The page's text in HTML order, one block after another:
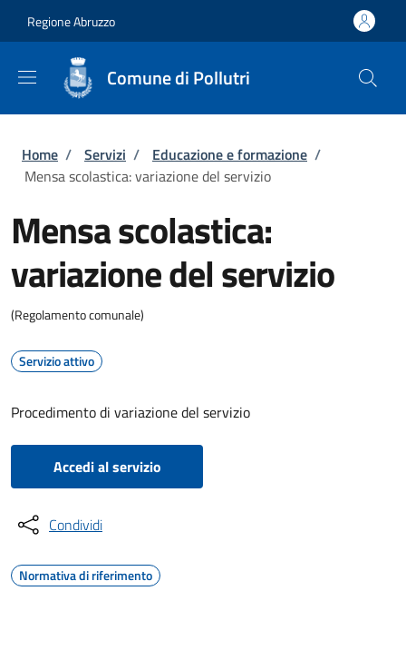
Regione Abruzzo
Comune di Pollutri
Briciole di pane
Home / Servizi / Educazione e formazione /
Mensa scolastica: variazione del servizio
Mensa scolastica:
variazione del servizio
(Regolamento comunale)
Servizio attivo
Procedimento di variazione del servizio
Accedi al servizio
Condividi
Normativa di riferimento